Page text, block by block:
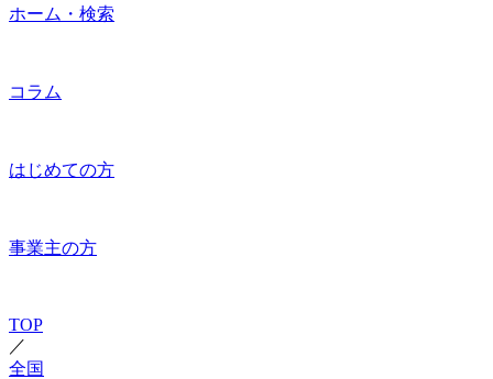
ホーム・検索
コラム
はじめての方
事業主の方
TOP
／
全国